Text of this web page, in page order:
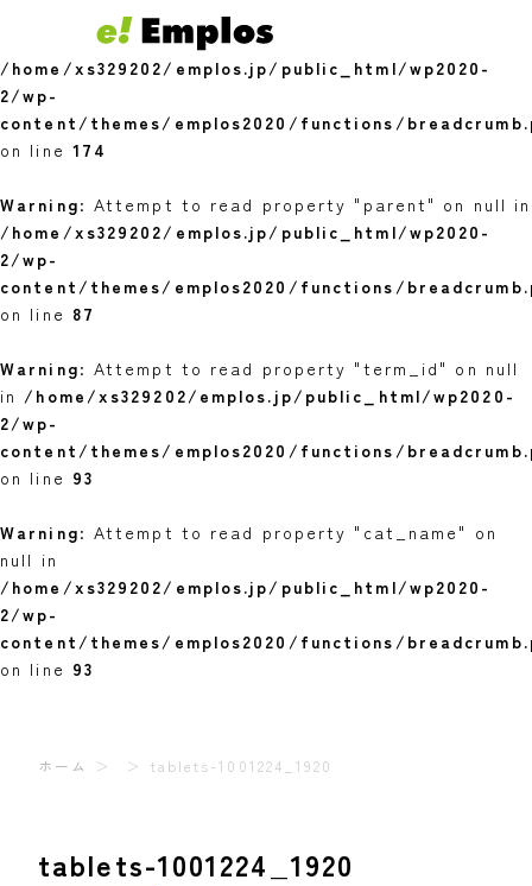
: Undefined variable $youngest in
/home/xs329202/emplos.jp/public_html/wp2020-
2/wp-
content/themes/emplos2020/functions/
on line 174
Warning: Attempt to read property "parent" on null in
/home/xs329202/emplos.jp/public_html/wp2020-
2/wp-
content/themes/emplos2020/functions/
on line 87
Warning: Attempt to read property "term_id" on null
in /home/xs329202/emplos.jp/public_html/wp2020-
2/wp-
content/themes/emplos2020/functions/
on line 93
Warning: Attempt to read property "cat_name" on
null in
/home/xs329202/emplos.jp/public_html/wp2020-
2/wp-
content/themes/emplos2020/functions/
on line 93
ホーム tablets-1001224_1920
tablets-1001224_1920